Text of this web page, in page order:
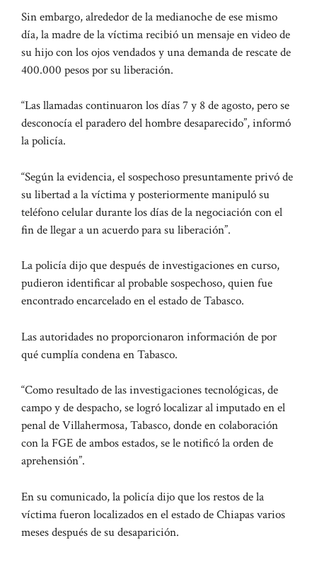
Sin embargo, alrededor de la medianoche de ese mismo
día, la madre de la víctima recibió un mensaje en video de
su hijo con los ojos vendados y una demanda de rescate de
400.000 pesos por su liberación.
“Las llamadas continuaron los días 7 y 8 de agosto, pero se
desconocía el paradero del hombre desaparecido”, informó
la policía.
“Según la evidencia, el sospechoso presuntamente privó de
su libertad a la víctima y posteriormente manipuló su
teléfono celular durante los días de la negociación con el
fin de llegar a un acuerdo para su liberación”.
La policía dijo que después de investigaciones en curso,
pudieron identificar al probable sospechoso, quien fue
encontrado encarcelado en el estado de Tabasco.
Las autoridades no proporcionaron información de por
qué cumplía condena en Tabasco.
“Como resultado de las investigaciones tecnológicas, de
campo y de despacho, se logró localizar al imputado en el
penal de Villahermosa, Tabasco, donde en colaboración
con la FGE de ambos estados, se le notificó la orden de
aprehensión”.
En su comunicado, la policía dijo que los restos de la
víctima fueron localizados en el estado de Chiapas varios
meses después de su desaparición.